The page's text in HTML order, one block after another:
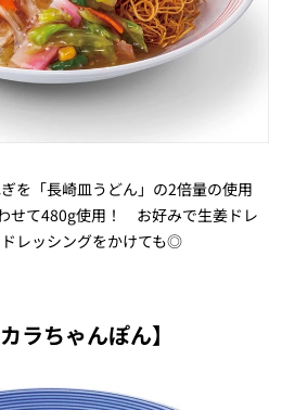
を「長崎皿うどん」の2倍量の使用
せて480g使用！ お好みで生姜ドレ
レッシングをかけても◎
ラちゃんぽん】